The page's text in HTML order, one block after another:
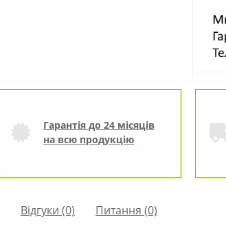
Гарантія до 24 місяців
на всю продукцію
Відгуки (0) Питання (0)